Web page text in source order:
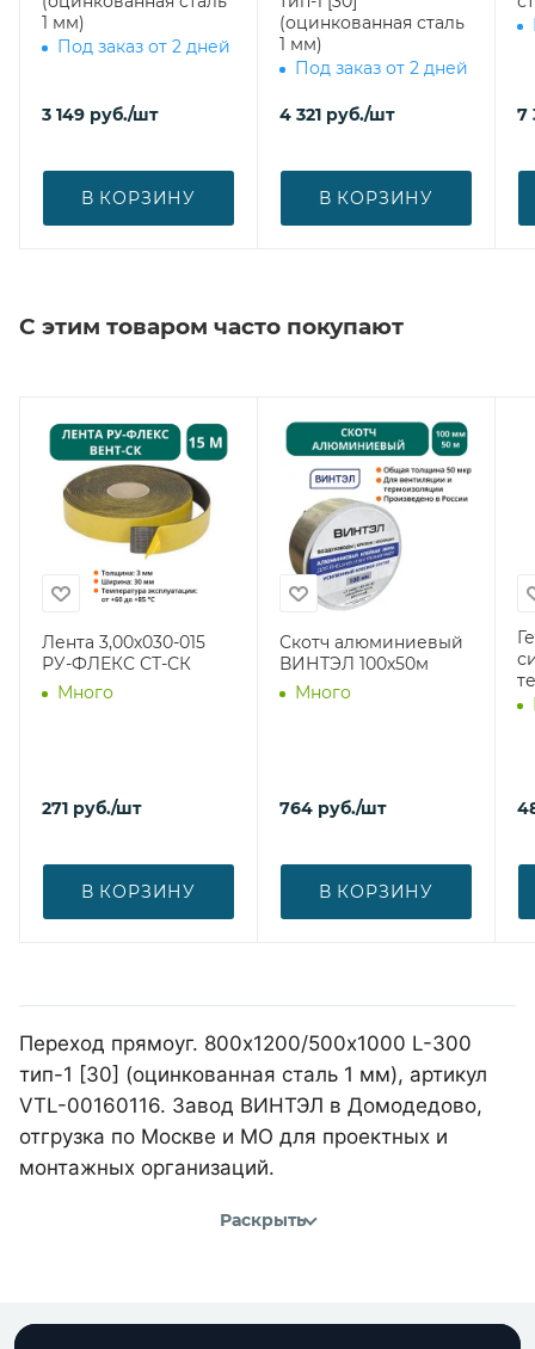
1 мм)
Под заказ от 2 дней
3 149 руб./шт
В КОРЗИНУ
(оцинкованная сталь
1 мм)
Под заказ от 2 дней
4 321 руб./шт
В КОРЗИНУ
7
С этим товаром часто покупают
Лента 3,00х030-015
РУ-ФЛЕКС СТ-СК
Много
271 руб./шт
В КОРЗИНУ
Скотч алюминиевый
ВИНТЭЛ 100х50м
Много
764 руб./шт
В КОРЗИНУ
Переход прямоуг. 800х1200/500х1000 L-300
тип-1 [30] (оцинкованная сталь 1 мм), артикул
VTL-00160116. Завод ВИНТЭЛ в Домодедово,
отгрузка по Москве и МО для проектных и
монтажных организаций.
Раскрыть